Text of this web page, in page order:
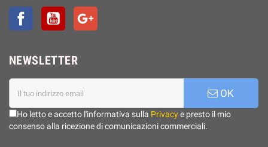
FacebookYouTube
NEWSLETTER
OK
Ho letto e accetto l'informativa sulla Privacye presto il mio
consenso alla ricezione di comunicazioni commerciali.